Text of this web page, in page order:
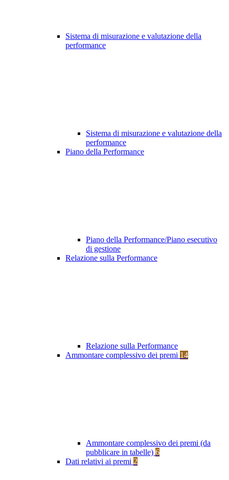
Sistema di misurazione e valutazione della
performance
Sistema di misurazione e valutazione della
performance
Piano della Performance
Piano della Performance/Piano esecutivo
di gestione
Relazione sulla Performance
Relazione sulla Performance
Ammontare complessivo dei premi 14
Ammontare complessivo dei premi (da
pubblicare in tabelle) 6
Dati relativi ai premi 2